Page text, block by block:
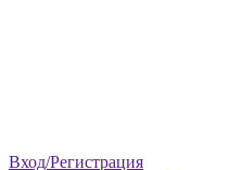
Вход/Регистрация